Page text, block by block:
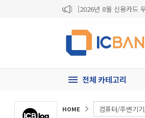
[2026년 8월 신용카드
[마일리지 적립 및 사
전체 카테고리
HOME